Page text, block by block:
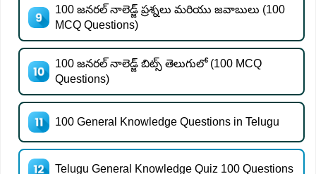
100 జనరల్ నాలెడ్జ్ ప్రశ్నలు మరియు జవాబులు (100
MCQ Questions)
100 జనరల్ నాలెడ్జ్ బిట్స్ తెలుగులో (100 MCQ
Questions)
100 General Knowledge Questions in Telugu
Telugu General Knowledge Quiz 100 Questions